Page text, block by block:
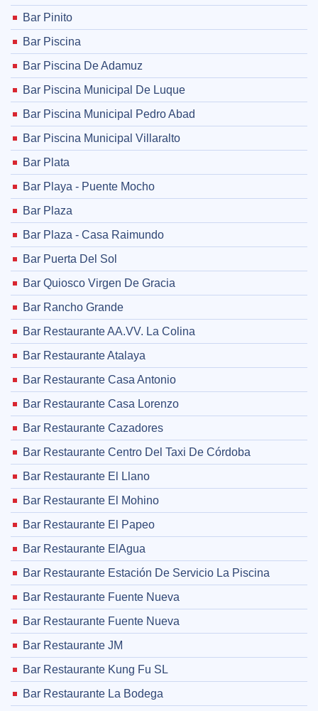
Bar Pinito
Bar Piscina
Bar Piscina De Adamuz
Bar Piscina Municipal De Luque
Bar Piscina Municipal Pedro Abad
Bar Piscina Municipal Villaralto
Bar Plata
Bar Playa - Puente Mocho
Bar Plaza
Bar Plaza - Casa Raimundo
Bar Puerta Del Sol
Bar Quiosco Virgen De Gracia
Bar Rancho Grande
Bar Restaurante AA.VV. La Colina
Bar Restaurante Atalaya
Bar Restaurante Casa Antonio
Bar Restaurante Casa Lorenzo
Bar Restaurante Cazadores
Bar Restaurante Centro Del Taxi De Córdoba
Bar Restaurante El Llano
Bar Restaurante El Mohino
Bar Restaurante El Papeo
Bar Restaurante ElAgua
Bar Restaurante Estación De Servicio La Piscina
Bar Restaurante Fuente Nueva
Bar Restaurante Fuente Nueva
Bar Restaurante JM
Bar Restaurante Kung Fu SL
Bar Restaurante La Bodega